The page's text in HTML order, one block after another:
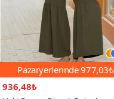
Pazaryerlerinde977,03₺
936,48₺